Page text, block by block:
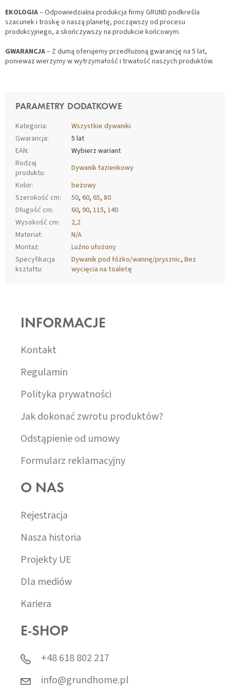
EKOLOGIA– Odpowiedzialna produkcja firmy GRUND podkreśla
szacunek i troskę o naszą planetę, począwszy od procesu
produkcyjnego, a skończywszy na produkcie końcowym.
GWARANCJA– Z dumą oferujemy przedłużoną gwarancję na 5 lat,
ponieważ wierzymy w wytrzymałość i trwałość naszych produktów.
PARAMETRY DODATKOWE
Kategoria:
Wszystkie dywaniki
Gwarancja:
5 lat
EAN:
Wybierz wariant
Rodzaj
produktu:
Dywanik łazienkowy
Kolor:
beżowy
Szerokość cm: 50, 60, 65, 80
Długość cm: 60, 90, 115, 140
Wysokość cm:
2,2
Materiał:
N/A
Montaż:
Luźno ułożony
Specyfikacja
kształtu:
Dywanik pod łóżko/wannę/prysznic, Bez
wycięcia na toaletę
INFORMACJE
Kontakt
Regulamin
Polityka prywatności
Jak dokonać zwrotu produktów?
Odstąpienie od umowy
Formularz reklamacyjny
O NAS
Rejestracja
Nasza historia
Projekty UE
Dla mediów
Kariera
E-SHOP
+48 618 802 217
info@grundhome.pl